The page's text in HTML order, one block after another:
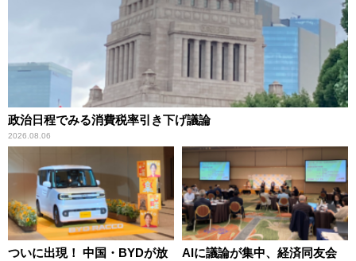
政治日程でみる消費税率引き下げ議論
2026.08.06
ついに出現！ 中国・BYDが放
AIに議論が集中、経済同友会